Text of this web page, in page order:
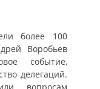
более 100
Воробьев
событие,
делегаций.